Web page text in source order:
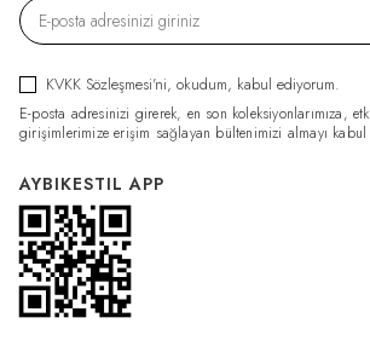
KVKK Sözleşmesi'ni, okudum, kabul ediyorum.
E-posta adresinizi girerek, en son koleksiyonlarımıza,
girişimlerimize erişim sağlayan bültenimizi almayı kabul
AYBIKESTIL APP